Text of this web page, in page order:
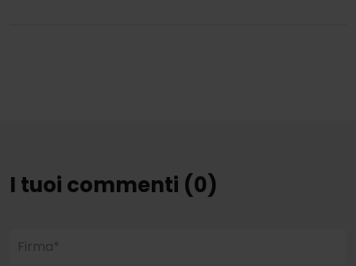
I tuoi commenti (0)
Firma*